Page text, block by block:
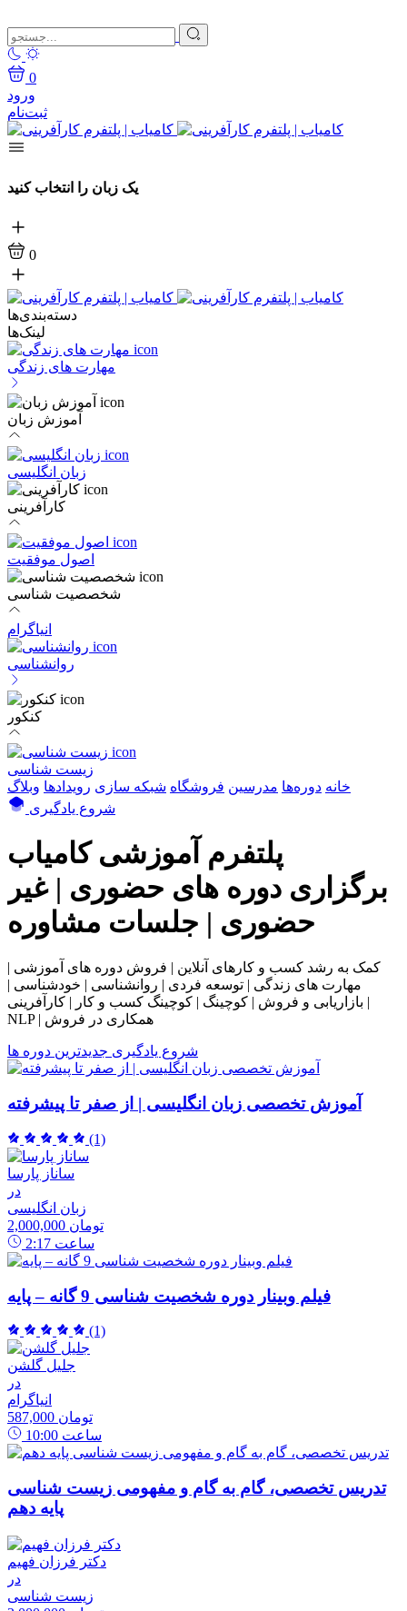
0
ورود
ثبت‌نام
یک زبان را انتخاب کنید
0
دسته‌بندی‌ها
لینک‌ها
مهارت های زندگی
آموزش زبان
زبان انگلیسی
کارآفرینی
اصول موفقیت
شخصصیت شناسی
انیاگرام
روانشناسی
کنکور
زیست شناسی
خانه دوره‌ها مدرسین فروشگاه شبکه سازی رویداد‌ها وبلاگ
شروع یادگیری
پلتفرم آموزشی کامیاب
برگزاری دوره های حضوری | غیر
حضوری | جلسات مشاوره
کمک به رشد کسب و کارهای آنلاین | فروش دوره های آموزشی |
مهارت های زندگی | توسعه فردی | روانشناسی | خودشناسی |
بازاریابی و فروش | کوچینگ | کوچینگ کسب و کار | کارآفرینی |
NLP | همکاری در فروش
شروع یادگیری جدیدترین دوره ها
آموزش تخصصی زبان انگلیسی | از صفر تا پیشرفته
(1)
ساناز پارسا
در
زبان انگلیسی
2,000,000 تومان
2:17 ساعت
فیلم وبینار دوره شخصیت شناسی 9 گانه – پایه
(1)
جلیل گلشن
در
انیاگرام
587,000 تومان
10:00 ساعت
تدریس تخصصی، گام به گام و مفهومی زیست شناسی
پایه دهم
دکتر فرزان فهیم
در
زیست شناسی